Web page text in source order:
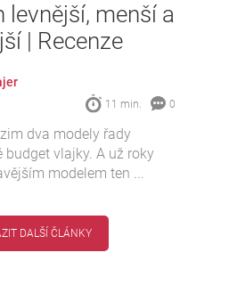
levnější, menší a
| Recenze
11 min. 0
dva modely řady
budget vlajky. A už roky
modelem ten ...
DALŠÍ ČLÁNKY